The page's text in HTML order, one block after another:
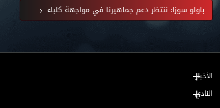
باولو سوزا: ننتظر دعم جماهيرنا في مواجهة كلباء
الأخبار
النادي